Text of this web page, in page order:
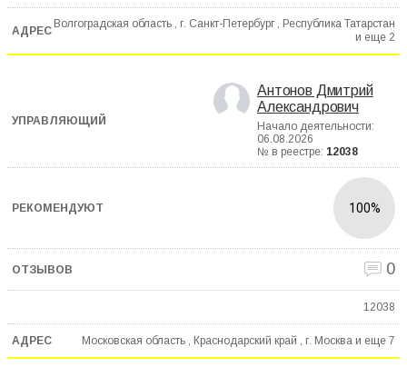
Волгоградская область , г. Санкт-Петербург , Республика Татарстан
и еще 2
Антонов Дмитрий
Александрович
Начало деятельности:
06.08.2026
№ в реестре: 12038
100%
0
12038
Московская область , Краснодарский край , г. Москва и еще 7